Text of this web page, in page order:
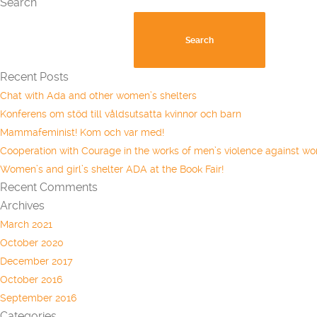
Recent Posts
Chat with Ada and other women’s shelters
Konferens om stöd till våldsutsatta kvinnor och barn
Mammafeminist! Kom och var med!
Cooperation with Courage in the works of men’s violence against
Women’s and girl’s shelter ADA at the Book Fair!
Recent Comments
Archives
March 2021
October 2020
December 2017
October 2016
September 2016